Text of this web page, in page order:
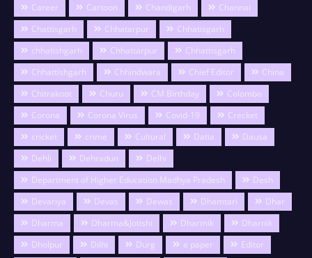
Career
Cartoon Chandigarh
Channai
Chattisgarh
Chhatarpur
Chhatisgarh
chhatishgarh
Chhattarpur
Chhattisgarh
Chhattishgarh
Chhindwara Chief Editor
China
Chitrakoot
Churu CM Birthday
Colombo
Corona
Corona Virus Covid-19
Crecket
cricket
crime Cultural Datia
Dausa
Dehli
Dehradun
Delhi
Department of Higher Education Madhya Pradesh
Desh
Devariya
Devas Dewas Dhamtari
Dhar
Dharma
Dharma&Jotishi Dharmik
Dharnik
Dholpur
Dilhi Durg e paper
Editor